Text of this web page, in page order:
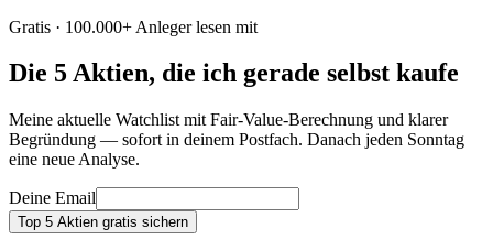
Gratis · 100.000+ Anleger lesen mit
Die 5 Aktien, die ich gerade selbst kaufe
Meine aktuelle Watchlist mit Fair-Value-Berechnung und klarer
Begründung — sofort in deinem Postfach. Danach jeden Sonntag
eine neue Analyse.
Deine Email
Top 5 Aktien gratis sichern